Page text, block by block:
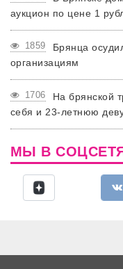
аукцион по цене 1
1859
Брянца
организациям
1706
На брянской
себя и 23-летнюю
МЫ В